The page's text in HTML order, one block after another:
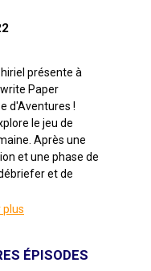
présente à
Paper
d'Aventures !
le jeu de
Après une
et une phase de
et de
Mine
plus
ÉPISODES